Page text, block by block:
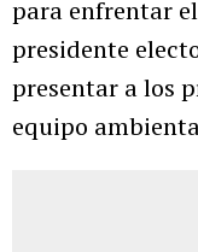
para enfrentar
presidente
presentar a los
equipo